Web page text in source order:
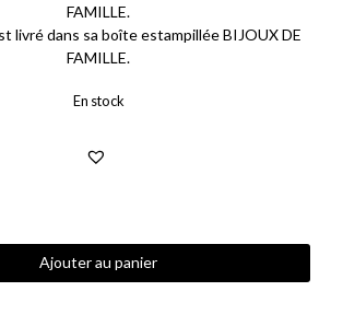
FAMILLE.
livré dans sa boîte estampillée BIJOUX DE
FAMILLE.
En stock
Ajouter au panier